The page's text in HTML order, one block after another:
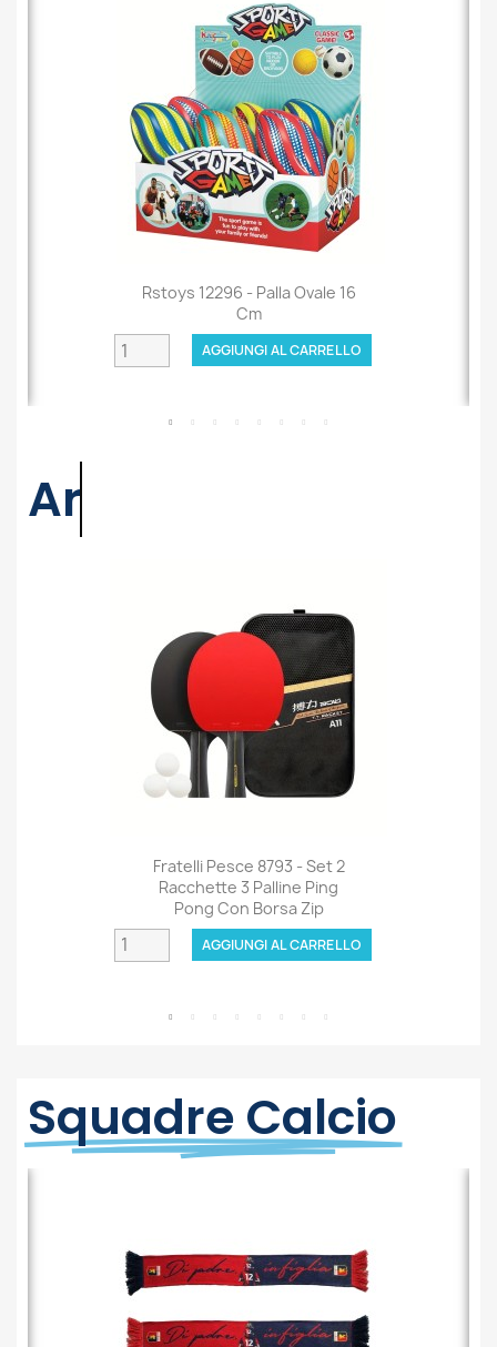
Rstoys 12296 - Palla Ovale 16
Cm
AGGIUNGI AL CARRELLO
Articoli Estivi
Fratelli Pesce 8793 - Set 2
Racchette 3 Palline Ping
Pong Con Borsa Zip